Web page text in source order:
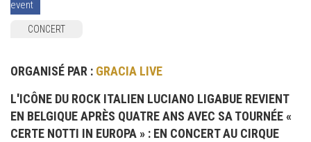
event
CONCERT
ORGANISÉ PAR : GRACIA LIVE
L'ICÔNE DU ROCK ITALIEN LUCIANO LIGABUE REVIENT
EN BELGIQUE APRÈS QUATRE ANS AVEC SA TOURNÉE «
CERTE NOTTI IN EUROPA » : EN CONCERT AU CIRQUE